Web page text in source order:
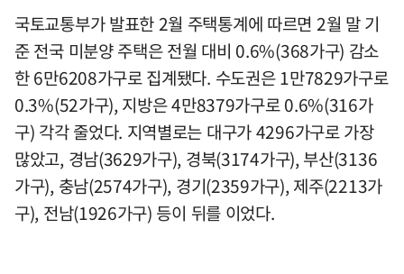
국토교통부가 발표한 2월 주택통계에 따르면 2월 말 기
준 전국 미분양 주택은 전월 대비 0.6%(368가구) 감소
한 6만6208가구로 집계됐다. 수도권은 1만7829가구로
0.3%(52가구), 지방은 4만8379가구로 0.6%(316가
구) 각각 줄었다. 지역별로는 대구가 4296가구로 가장
많았고, 경남(3629가구), 경북(3174가구), 부산(3136
가구), 충남(2574가구), 경기(2359가구), 제주(2213가
구), 전남(1926가구) 등이 뒤를 이었다.